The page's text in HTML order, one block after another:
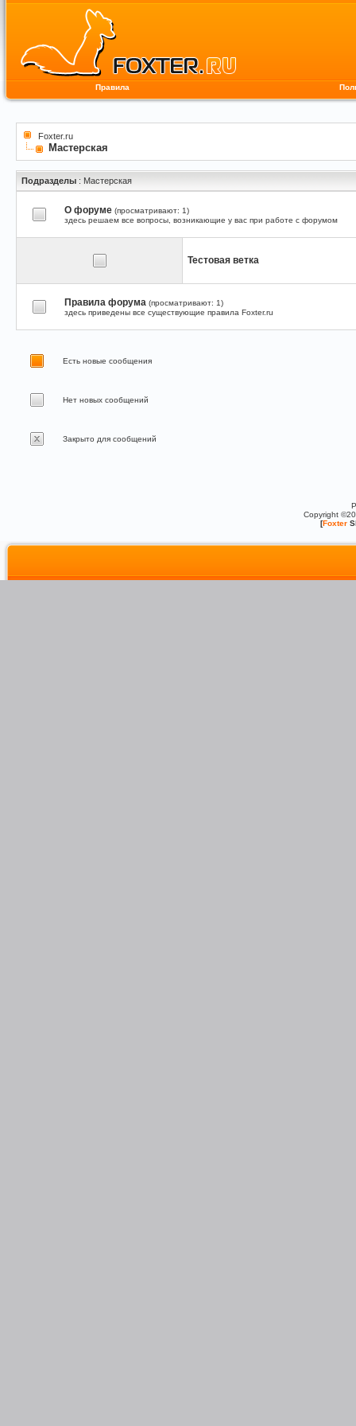
Правила
Foxter.ru
Мастерская
Подразделы : Мастерская
О форуме (просматривают: 1)
здесь решаем все вопросы, возникающие у вас при работе с форумом
Тестовая ветка
Правила форума (просматривают: 1)
здесь приведены все существующие правила Foxter.ru
Есть новые сообщения
Нет новых сообщений
Закрыто для сообщений
Copyright
[Foxter